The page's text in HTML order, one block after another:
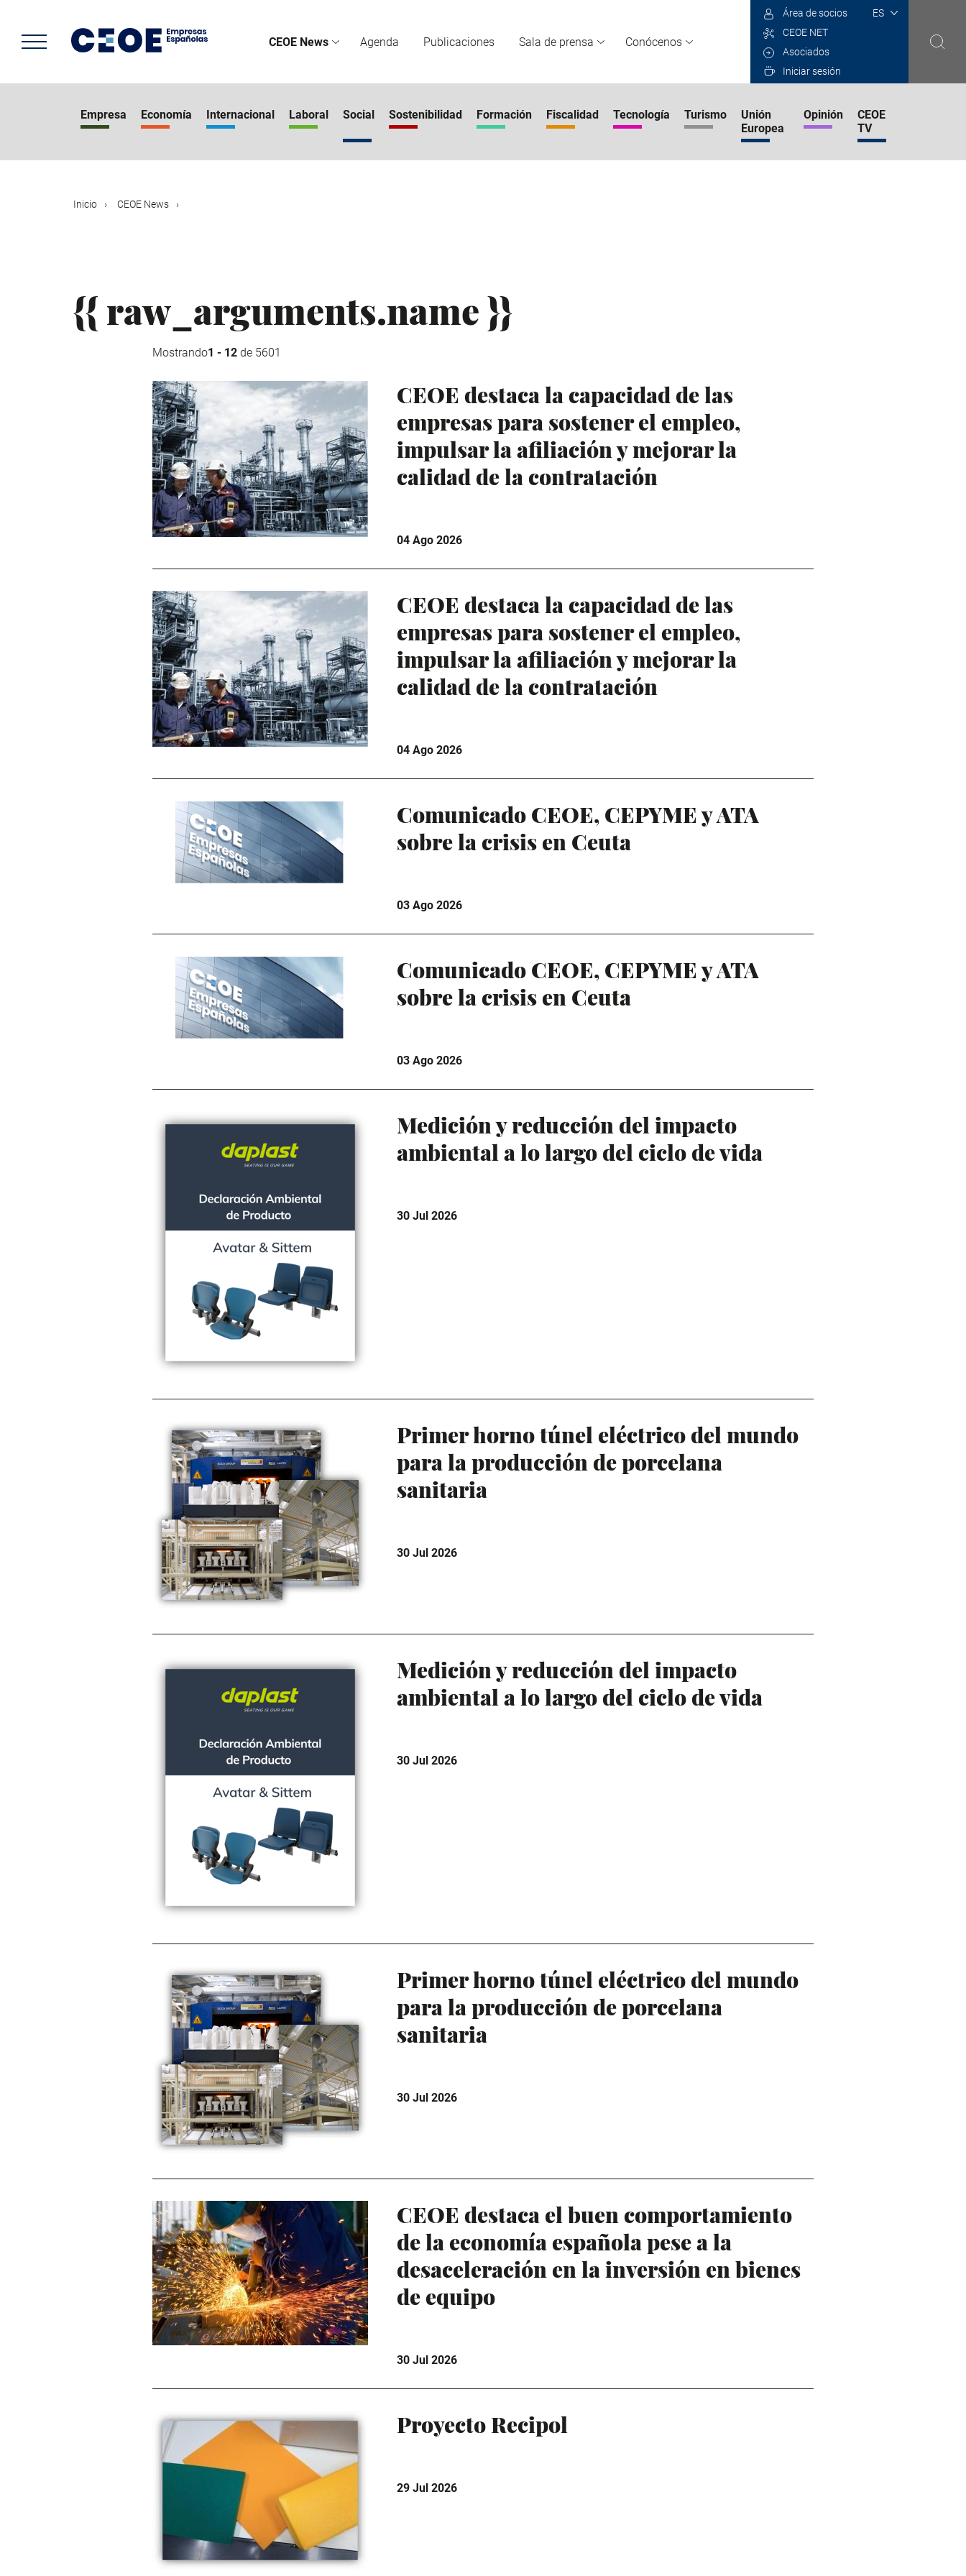
contenido
principal
CEOE News Agenda Publicaciones Sala de prensa Conócenos
Select
Área de socios
CEOE NET
Asociados
Iniciar sesión
Empresa Economía Internacional Laboral Social Sostenibilidad Formación Fiscalidad Tecnología Turismo
Unión
Europea
Opinión
CEOE
TV
Inicio CEOE News
{{ raw_arguments.name }}
Mostrando1 - 12 de 5601
CEOE destaca la capacidad de las
empresas para sostener el empleo,
impulsar la afiliación y mejorar la
calidad de la contratación
04 Ago 2026
CEOE destaca la capacidad de las
empresas para sostener el empleo,
impulsar la afiliación y mejorar la
calidad de la contratación
04 Ago 2026
Comunicado CEOE, CEPYME y ATA
sobre la crisis en Ceuta
03 Ago 2026
Comunicado CEOE, CEPYME y ATA
sobre la crisis en Ceuta
03 Ago 2026
Medición y reducción del impacto
ambiental a lo largo del ciclo de vida
30 Jul 2026
Primer horno túnel eléctrico del mundo
para la producción de porcelana
sanitaria
30 Jul 2026
Medición y reducción del impacto
ambiental a lo largo del ciclo de vida
30 Jul 2026
Primer horno túnel eléctrico del mundo
para la producción de porcelana
sanitaria
30 Jul 2026
CEOE destaca el buen comportamiento
de la economía española pese a la
desaceleración en la inversión en bienes
de equipo
30 Jul 2026
Proyecto Recipol
29 Jul 2026